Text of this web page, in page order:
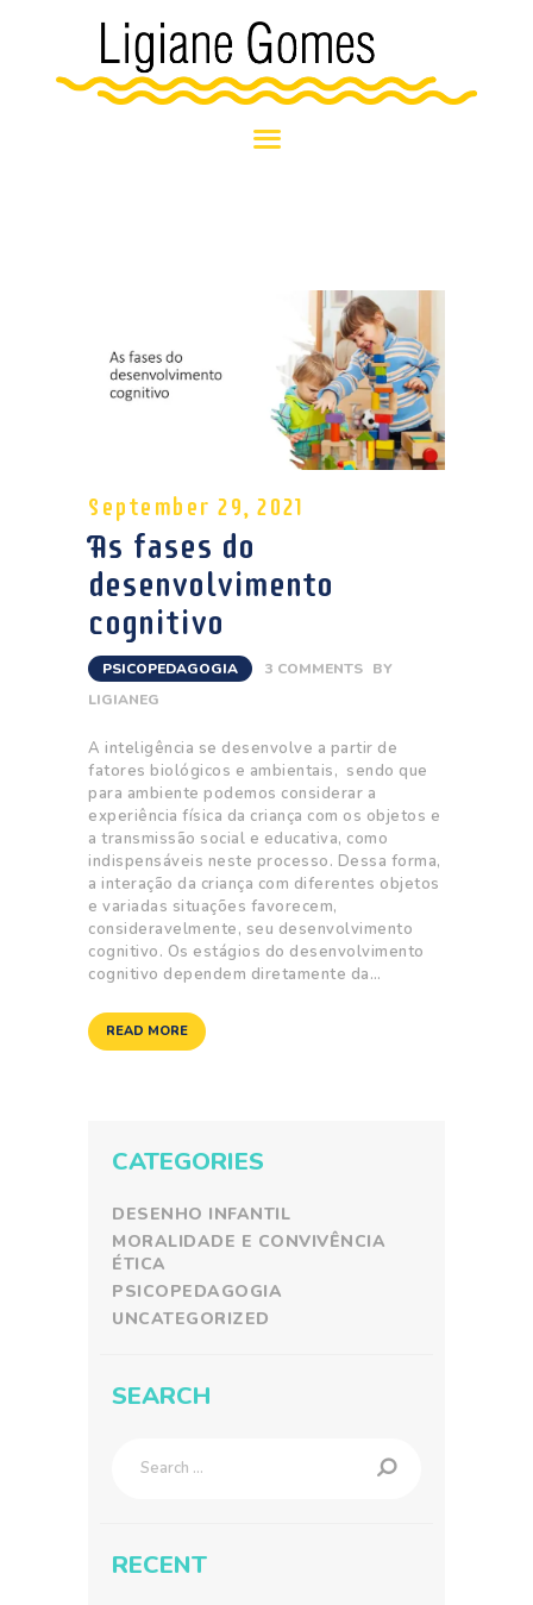
EVENTOS
September 29, 2021
As fases do
desenvolvimento
cognitivo
PSICOPEDAGOGIA 3 COMMENTS BY
LIGIANEG
A inteligência se desenvolve a partir de
fatores biológicos e ambientais, sendo que
para ambiente podemos considerar a
experiência física da criança com os objetos e
a transmissão social e educativa, como
indispensáveis neste processo. Dessa forma,
a interação da criança com diferentes objetos
e variadas situações favorecem,
consideravelmente, seu desenvolvimento
cognitivo. Os estágios do desenvolvimento
cognitivo dependem diretamente da…
READ MORE
CATEGORIES
DESENHO INFANTIL
MORALIDADE E CONVIVÊNCIA
ÉTICA
PSICOPEDAGOGIA
UNCATEGORIZED
SEARCH
RECENT